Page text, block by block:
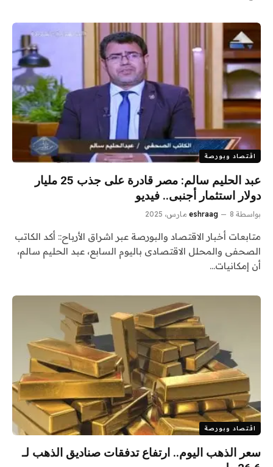
اقتصاد وبورصة
عبد الحليم سالم: مصر قادرة على جذب 25 مليار
دولار استثمار أجنبى.. فيديو
بواسطة eshraag 8 مارس، 2025
متابعات أخبار الاقتصاد والبورصة عبر اشراق الأرباح:: أكد الكاتب
الصحفى والمحلل الاقتصادى باليوم السابع، عبد الحليم سالم،
أن إمكانيات…
اقتصاد وبورصة
سعر الذهب اليوم.. ارتفاع تدفقات صناديق الذهب لـ